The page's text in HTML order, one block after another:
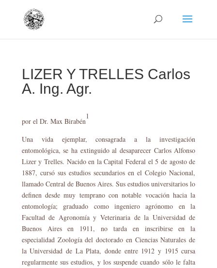
LIZER Y TRELLES Carlos
A. Ing. Agr.
por el Dr. Max Birabén
1
Una vida ejemplar, consagrada a la investigación
entomológica, se ha extinguido al desaparecer Carlos Alfonso
Lizer y Trelles. Nacido en la Capital Federal el 5 de agosto de
1887, cursó sus estudios secundarios en el Colegio Nacional,
llamado Central de Buenos Aires. Sus estudios universitarios lo
definen desde muy temprano con notable vocación hacia la
entomología; graduado como ingeniero agrónomo en la
Facultad de Agronomía y Veterinaria de la Universidad de
Buenos Aires en 1911, no tarda en inscribirse en la
especialidad Zoología del doctorado en Ciencias Naturales de
la Universidad de La Plata, donde entre 1912 y 1915 cursa
regularmente sus estudios, y los suspende cuando sólo le falta